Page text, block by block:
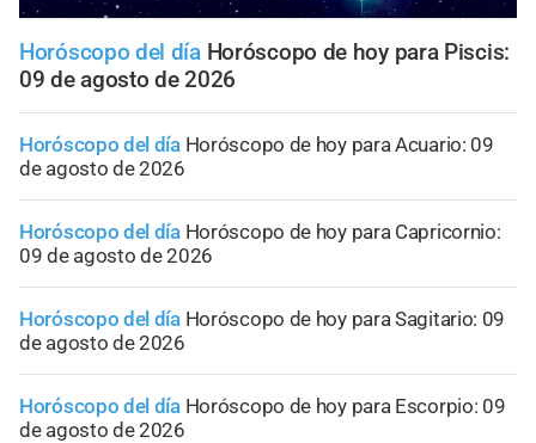
Horóscopo del día Horóscopo de hoy para Piscis:
09 de agosto de 2026
Horóscopo del día Horóscopo de hoy para Acuario: 09
de agosto de 2026
Horóscopo del día Horóscopo de hoy para Capricornio:
09 de agosto de 2026
Horóscopo del día Horóscopo de hoy para Sagitario: 09
de agosto de 2026
Horóscopo del día Horóscopo de hoy para Escorpio: 09
de agosto de 2026